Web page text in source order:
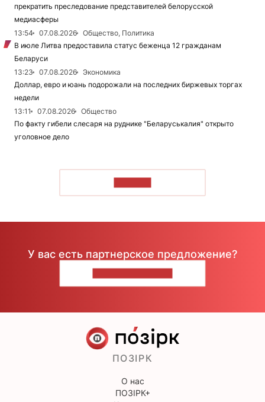
прекратить преследование представителей белорусской
медиасферы
13:54
07.08.2026
Общество, Политика
В июле Литва предоставила статус беженца 12 гражданам
Беларуси
13:23
07.08.2026
Экономика
Доллар, евро и юань подорожали на последних биржевых торгах
недели
13:11
07.08.2026
Общество
По факту гибели слесаря на руднике "Беларуськалия" открыто
уголовное дело
У вас есть партнерское предложение?
ПОЗІРК
О нас
ПОЗІРК+